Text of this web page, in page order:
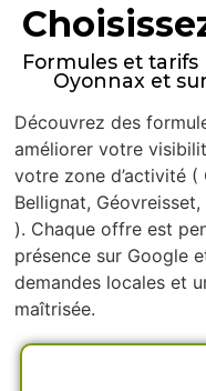
Formules et tarifs
Oyonnax et
Découvrez des
améliorer votre
votre zone d’activité (
Bellignat,
). Chaque offre est
présence sur Google
demandes locales et
maîtrisée.